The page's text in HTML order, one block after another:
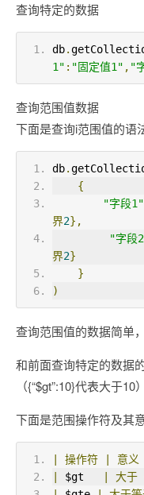
查询特定的数据
db.
1" : "固定值1" , "
查询范围值数据
下面是查询i范围值的语
db.
{
"字段1"
界2},
"字段
界2}
}
)
查询范围值的数据简单
和前面查询特定的数据
（{“$gt”:10}代表大于10
下面是范围操作符及其意
操作符 意义
$gt 大于